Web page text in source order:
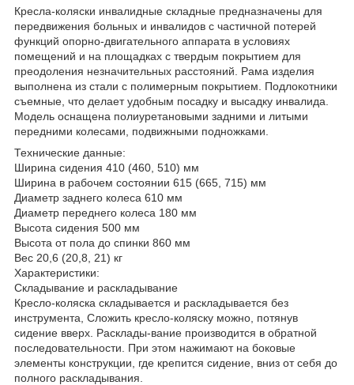
Кресла-коляски инвалидные складные предназначены для
передвижения больных и инвалидов с частичной потерей
функций опорно-двигательного аппарата в условиях
помещений и на площадках с твердым покрытием для
преодоления незначительных расстояний. Рама изделия
выполнена из стали с полимерным покрытием. Подлокотники
съемные, что делает удобным посадку и высадку инвалида.
Модель оснащена полиуретановыми задними и литыми
передними колесами, подвижными подножками.
Технические данные:
Ширина сидения 410 (460, 510) мм
Ширина в рабочем состоянии 615 (665, 715) мм
Диаметр заднего колеса 610 мм
Диаметр переднего колеса 180 мм
Высота сидения 500 мм
Высота от пола до спинки 860 мм
Вес 20,6 (20,8, 21) кг
Характеристики:
Складывание и раскладывание
Кресло-коляска складывается и раскладывается без
инструмента, Сложить кресло-коляску можно, потянув
сидение вверх. Расклады-вание производится в обратной
последовательности. При этом нажимают на боковые
элементы конструкции, где крепится сидение, вниз от себя до
полного раскладывания.